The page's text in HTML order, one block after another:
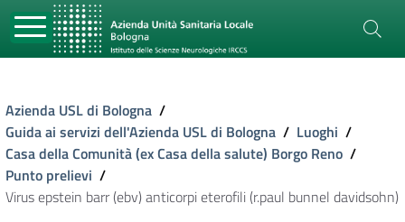
Azienda USL di Bologna /
Guida ai servizi dell'Azienda USL di Bologna / Luoghi /
Casa della Comunità (ex Casa della salute) Borgo Reno /
Punto prelievi /
Virus epstein barr (ebv) anticorpi eterofili (r.paul bunnel davidsohn)